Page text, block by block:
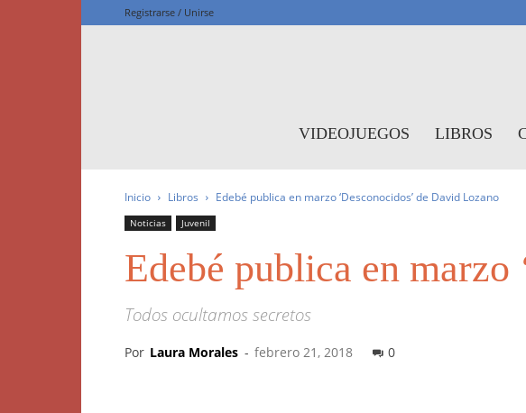
Registrarse / Unirse
VIDEOJUEGOS LIBROS
Inicio Libros Edebé publica en marzo ‘Desconocidos’ de David Lozano
Noticias Juvenil
Edebé publica en marzo
Todos ocultamos secretos
Por Laura Morales - febrero 21, 2018 0